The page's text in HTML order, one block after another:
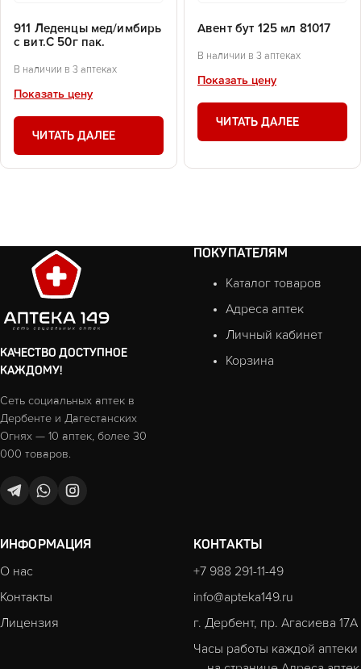
911 Леденцы мед/имбирь
с вит.С 50г пак.
В наличии в 3 аптеках
Показать цену
ЧИТАТЬ ДАЛЕЕ
Авент бут 125 мл 81017
В наличии в 3 аптеках
Показать цену
ЧИТАТЬ ДАЛЕЕ
КАЧЕСТВО ДОСТУПНОЕ
КАЖДОМУ!
Сеть социальных аптек в
Дербенте и Дагестанских
Огнях — 10 аптек, более 30
000 товаров.
ПОКУПАТЕЛЯМ
Каталог товаров
Адреса аптек
Личный кабинет
Корзина
ИНФОРМАЦИЯ
О нас
Контакты
Лицензия
КОНТАКТЫ
+7 988 291-11-49
info@apteka149.ru
г. Дербент, пр. Агасиева 17А
Часы работы каждой аптеки